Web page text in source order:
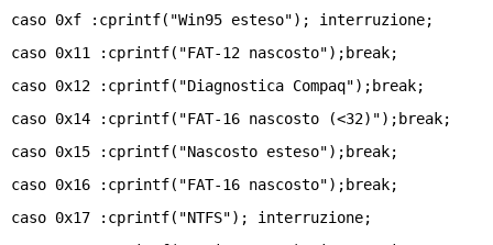
caso 0xf :cprintf("Win95 esteso"); interruzione;
caso 0x11 :cprintf("FAT-12 nascosto");break;
caso 0x12 :cprintf("Diagnostica Compaq");break;
caso 0x14 :cprintf("FAT-16 nascosto (<32)");break;
caso 0x15 :cprintf("Nascosto esteso");break;
caso 0x16 :cprintf("FAT-16 nascosto");break;
caso 0x17 :cprintf("NTFS"); interruzione;